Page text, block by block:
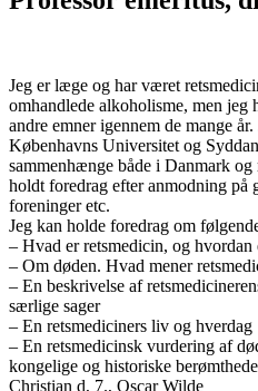
Jeg er læge og har været
omhandlede alkoholisme, men jeg
andre emner igennem de mange
Københavns Universitet og
sammenhænge både i Danmark
holdt foredrag efter anmodning på
foreninger etc.
Jeg kan holde foredrag om
– Hvad er retsmedicin, og hvordan
– Om døden. Hvad mener
– En beskrivelse af
særlige sager
– En retsmediciners liv og hverdag
– En retsmedicinsk vurdering af
kongelige og historiske
Christian d, 7., Oscar Wilde